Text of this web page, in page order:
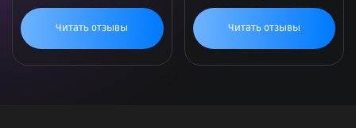
Читать отзывы Читать отзывы